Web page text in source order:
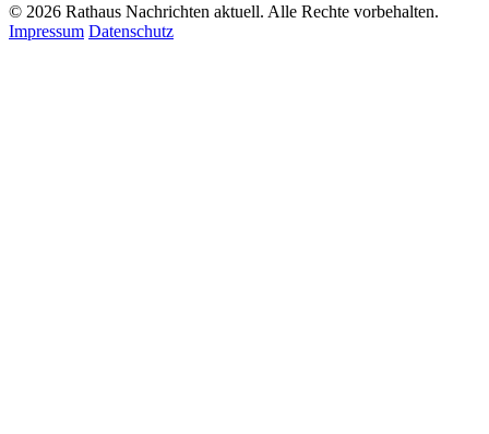
© 2026 Rathaus Nachrichten aktuell. Alle Rechte vorbehalten.
Impressum Datenschutz